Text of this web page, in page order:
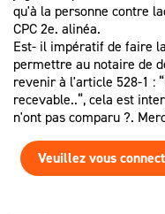
qu'à la personne contre
CPC 2e. alinéa.
Est- il impératif de faire
permettre au notaire de
revenir à l'article 528-1 :
recevable..“, cela est
n'ont pas comparu ?.
Veuillez vous